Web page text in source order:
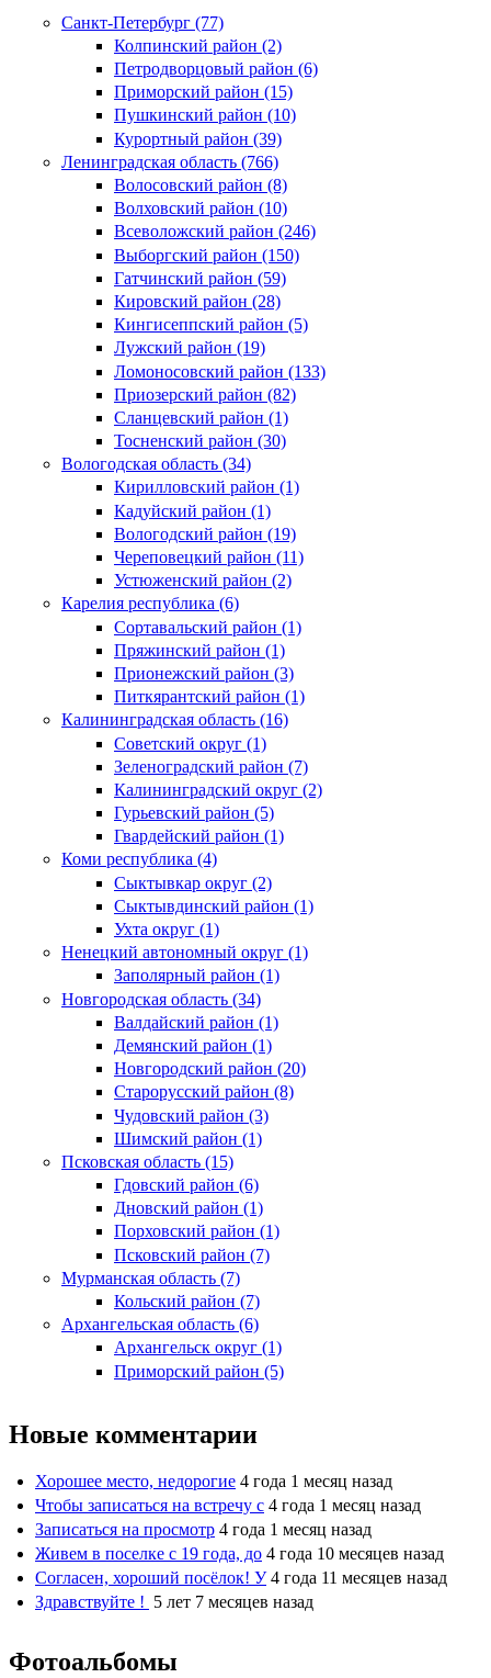
Санкт-Петербург (77)
Колпинский район (2)
Петродворцовый район (6)
Приморский район (15)
Пушкинский район (10)
Курортный район (39)
Ленинградская область (766)
Волосовский район (8)
Волховский район (10)
Всеволожский район (246)
Выборгский район (150)
Гатчинский район (59)
Кировский район (28)
Кингисеппский район (5)
Лужский район (19)
Ломоносовский район (133)
Приозерский район (82)
Сланцевский район (1)
Тосненский район (30)
Вологодская область (34)
Кирилловский район (1)
Кадуйский район (1)
Вологодский район (19)
Череповецкий район (11)
Устюженский район (2)
Карелия республика (6)
Сортавальский район (1)
Пряжинский район (1)
Прионежский район (3)
Питкярантский район (1)
Калининградская область (16)
Советский округ (1)
Зеленоградский район (7)
Калининградский округ (2)
Гурьевский район (5)
Гвардейский район (1)
Коми республика (4)
Сыктывкар округ (2)
Сыктывдинский район (1)
Ухта округ (1)
Ненецкий автономный округ (1)
Заполярный район (1)
Новгородская область (34)
Валдайский район (1)
Демянский район (1)
Новгородский район (20)
Старорусский район (8)
Чудовский район (3)
Шимский район (1)
Псковская область (15)
Гдовский район (6)
Дновский район (1)
Порховский район (1)
Псковский район (7)
Мурманская область (7)
Кольский район (7)
Архангельская область (6)
Архангельск округ (1)
Приморский район (5)
Новые комментарии
Хорошее место, недорогие 4 года 1 месяц назад
Чтобы записаться на встречу с 4 года 1 месяц назад
Записаться на просмотр 4 года 1 месяц назад
Живем в поселке с 19 года, до 4 года 10 месяцев назад
Согласен, хороший посёлок! У 4 года 11 месяцев назад
Здравствуйте ! 5 лет 7 месяцев назад
Фотоальбомы